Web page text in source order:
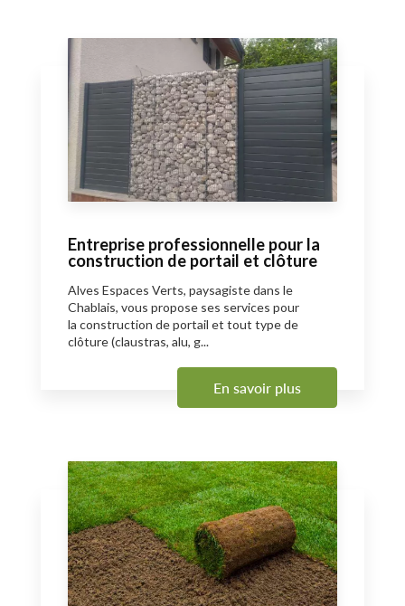
Entreprise professionnelle pour la
construction de portail et clôture
Alves Espaces Verts, paysagiste dans le
Chablais, vous propose ses services pour
la construction de portail et tout type de
clôture (claustras, alu, g...
En savoir plus